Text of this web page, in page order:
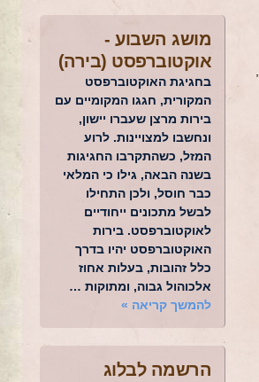
מושג השבוע -
אוקטוברפסט (בירה)
בחגיגת האוקטוברפסט
המקורית, חגגו המקומיים עם
בירות מרצן שעברו יישון,
ונחשבו למצויינות. לרוע
המזל, כשהתקרבו החגיגות
בשנה הבאה, גילו כי המלאי
כבר חוסל, ולכן התחילו
לבשל מתכונים ייחודיים
לאוקטוברפסט. בירות
האוקטוברפסט יהיו בדרך
כלל זהובות, בעלות אחוז
אלכוהול גבוה, ומתוקות …
להמשך קריאה »
הרשמה לבלוג